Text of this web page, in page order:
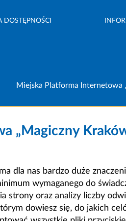
DOSTĘPNOŚCI
Miejska Platforma Internetowa
„Magiczny
dla nas bardzo duże
wymaganego do
strony oraz analizy liczby
dowiesz się, do jakich